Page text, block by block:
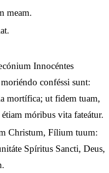
meam.
Innocéntes
conféssi sunt:
mortífica; ut fidem tuam,
móribus vita fateátur.
Christum, Fílium tuum:
Spíritus Sancti, Deus,